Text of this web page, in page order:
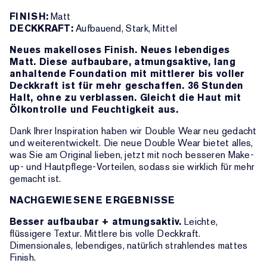
FINISH:Matt
DECKKRAFT:Aufbauend, Stark, Mittel
Neues makelloses Finish. Neues lebendiges
Matt. Diese aufbaubare, atmungsaktive, lang
anhaltende Foundation mit mittlerer bis voller
Deckkraft ist für mehr geschaffen. 36 Stunden
Halt, ohne zu verblassen. Gleicht die Haut mit
Ölkontrolle und Feuchtigkeit aus.
Dank Ihrer Inspiration haben wir Double Wear neu gedacht
und weiterentwickelt. Die neue Double Wear bietet alles,
was Sie am Original lieben, jetzt mit noch besseren Make-
up- und Hautpflege-Vorteilen, sodass sie wirklich für mehr
gemacht ist.
NACHGEWIESENE ERGEBNISSE
Besser aufbaubar + atmungsaktiv. Leichte,
flüssigere Textur. Mittlere bis volle Deckkraft.
Dimensionales, lebendiges, natürlich strahlendes mattes
Finish.